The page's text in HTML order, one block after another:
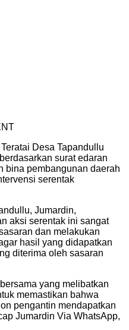
Desa Tapandullu
surat edaran
bina pembangunan daerah
serentak
Jumardin,
aksi serentak ini sangat
dan melakukan
hasil yang didapatkan
diterima oleh sasaran
yang melibatkan
memastikan bahwa
pengantin mendapatkan
Jumardin Via WhatsApp,